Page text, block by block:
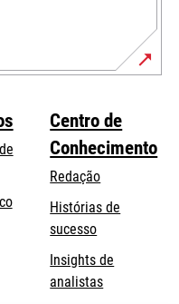
opens
Centro de
Conhecimento
Redação
Histórias de
sucesso
Insights de
analistas